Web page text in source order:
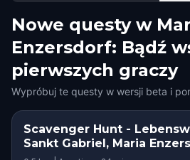
Nowe questy w
Enzersdorf: Bądź
pierwszych graczy
Wypróbuj te questy w wersji beta i
Scavenger Hunt -
Sankt Gabriel, Maria